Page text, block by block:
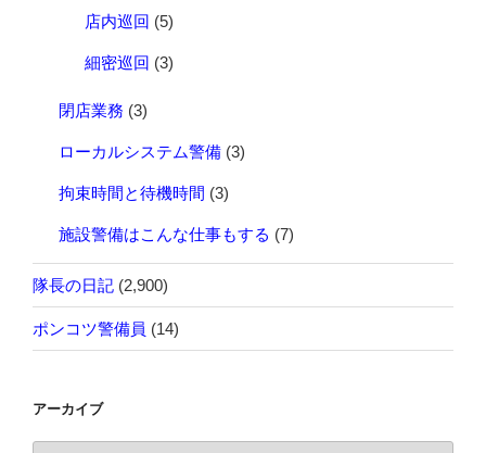
店内巡回 (5)
細密巡回 (3)
閉店業務 (3)
ローカルシステム警備 (3)
拘束時間と待機時間 (3)
施設警備はこんな仕事もする (7)
隊長の日記 (2,900)
ポンコツ警備員 (14)
アーカイブ